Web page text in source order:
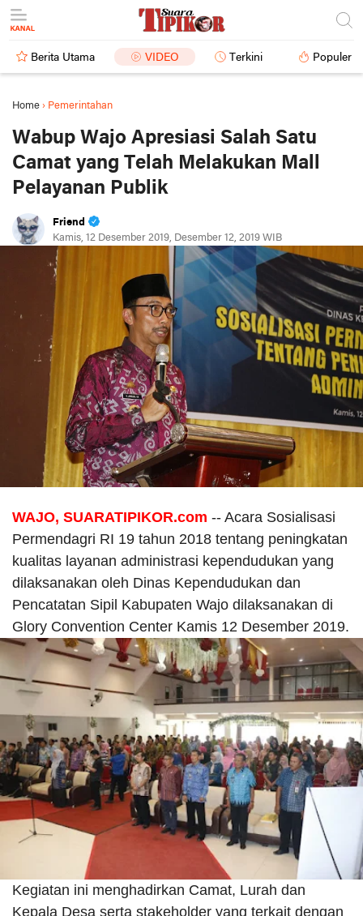
Berita Utama VIDEO Terkini Populer
Home › Pemerintahan
Wabup Wajo Apresiasi Salah Satu
Camat yang Telah Melakukan Mall
Pelayanan Publik
Friend
Kamis, 12 Desember 2019, Desember 12, 2019 WIB
WAJO, SUARATIPIKOR.com -- Acara Sosialisasi
Permendagri RI 19 tahun 2018 tentang peningkatan
kualitas layanan administrasi kependudukan yang
dilaksanakan oleh Dinas Kependudukan dan
Pencatatan Sipil Kabupaten Wajo dilaksanakan di
Glory Convention Center Kamis 12 Desember 2019.
Kegiatan ini menghadirkan Camat, Lurah dan
Kepala Desa serta stakeholder yang terkait dengan